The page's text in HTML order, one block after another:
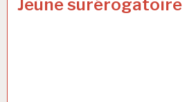
Jeûne surérogatoire